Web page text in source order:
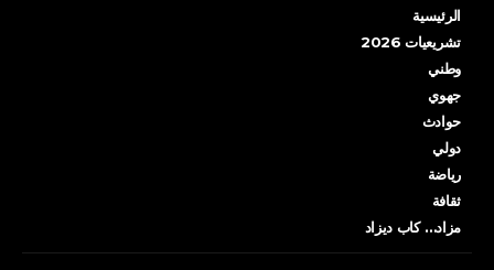
الرئيسية
تشريعيات 2026
وطني
جهوي
حوادث
دولي
رياضة
ثقافة
مزاد… كاب ديزاد